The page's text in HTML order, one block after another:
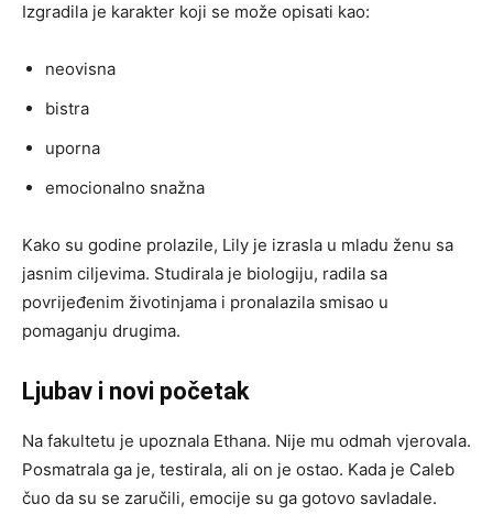
Izgradila je karakter koji se može opisati kao:
neovisna
bistra
uporna
emocionalno snažna
Kako su godine prolazile, Lily je izrasla u mladu ženu sa
jasnim ciljevima. Studirala je biologiju, radila sa
povrijeđenim životinjama i pronalazila smisao u
pomaganju drugima.
Ljubav i novi početak
Na fakultetu je upoznala Ethana. Nije mu odmah vjerovala.
Posmatrala ga je, testirala, ali on je ostao. Kada je Caleb
čuo da su se zaručili, emocije su ga gotovo savladale.